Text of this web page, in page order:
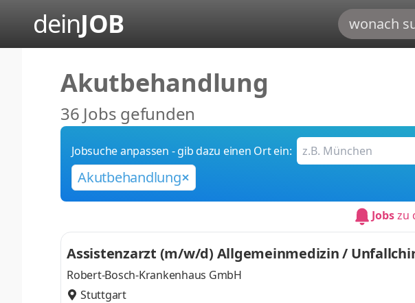
deinJOB
Akutbehandlung
36 Jobs gefunden
Jobsuche anpassen - gib dazu einen Ort ein:
Akutbehandlung
Jobszu
Assistenzarzt (m/w/d) Allgemeinmedizin /
umatologie
Robert-Bosch-Krankenhaus GmbH
Stuttgart